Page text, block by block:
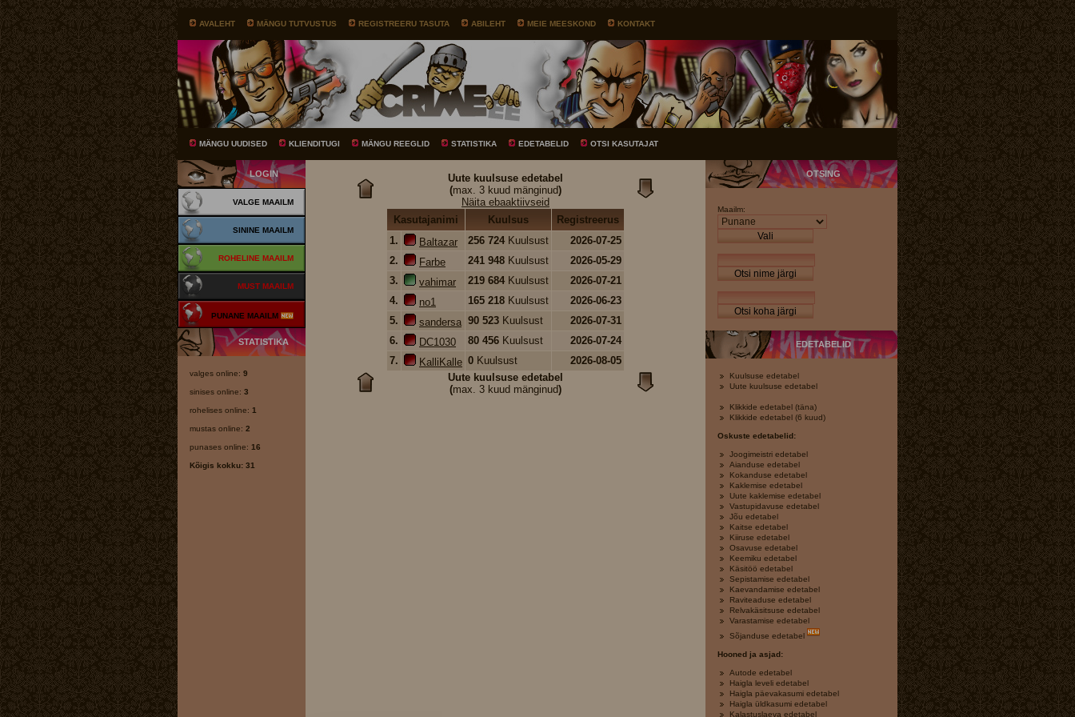
AVALEHT MÄNGU TUTVUSTUS REGISTREERU TASUTA ABILEHT MEIE MEESKOND KONTAKT
MÄNGU UUDISED KLIENDITUGI MÄNGU REEGLID STATISTIKA EDETABELID OTSI KASUTAJAT
LOGIN
VALGE MAAILM
SININE MAAILM
ROHELINE MAAILM
MUST MAAILM
PUNANE MAAILM
STATISTIKA
valges online: 9
sinises online: 3
rohelises online: 1
mustas online: 2
punases online: 16
Kõigis kokku: 31
Uute kuulsuse edetabel
(max. 3 kuud mänginud)
Näita ebaaktiivseid
Kasutajanimi
Kuulsus
Registreerus
1.
Baltazar 256 724 Kuulsust
2026-07-25
2.
Farbe 241 948 Kuulsust
2026-05-29
3.
vahimar 219 684 Kuulsust
2026-07-21
4.
no1 165 218 Kuulsust
2026-06-23
5.
sandersa 90 523 Kuulsust
2026-07-31
6.
DC1030 80 456 Kuulsust
2026-07-24
7.
KalliKalle 0 Kuulsust
2026-08-05
Uute kuulsuse edetabel
(max. 3 kuud mänginud)
OTSING
Maailm:
Vali
Otsi nime järgi
Otsi koha järgi
EDETABELID
Kuulsuse edetabel
Uute kuulsuse edetabel
Klikkide edetabel (täna)
Klikkide edetabel (6 kuud)
Oskuste edetabelid:
Joogimeistri edetabel
Aianduse edetabel
Kokanduse edetabel
Kaklemise edetabel
Uute kaklemise edetabel
Vastupidavuse edetabel
Jõu edetabel
Kaitse edetabel
Kiiruse edetabel
Osavuse edetabel
Keemiku edetabel
Käsitöö edetabel
Sepistamise edetabel
Kaevandamise edetabel
Raviteaduse edetabel
Relvakäsitsuse edetabel
Varastamise edetabel
Sõjanduse edetabel
Hooned ja asjad:
Autode edetabel
Haigla leveli edetabel
Haigla päevakasumi edetabel
Haigla üldkasumi edetabel
Kalastuslaeva edetabel